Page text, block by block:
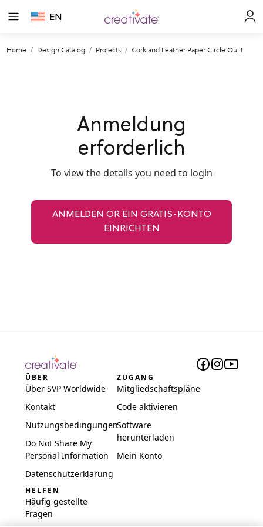
EN
Home Design Catalog Projects Cork and Leather Paper Circle Quilt
Anmeldung
erforderlich
To view the details you need to login
ANMELDEN OR EIN GRATIS-KONTO
EINRICHTEN
ÜBER
Über SVP Worldwide
Kontakt
Nutzungsbedingungen
Do Not Share My
Personal Information
Datenschutzerklärung
ZUGANG
Mitgliedschaftspläne
Code aktivieren
Software
herunterladen
Mein Konto
HELFEN
Häufig gestellte
Fragen